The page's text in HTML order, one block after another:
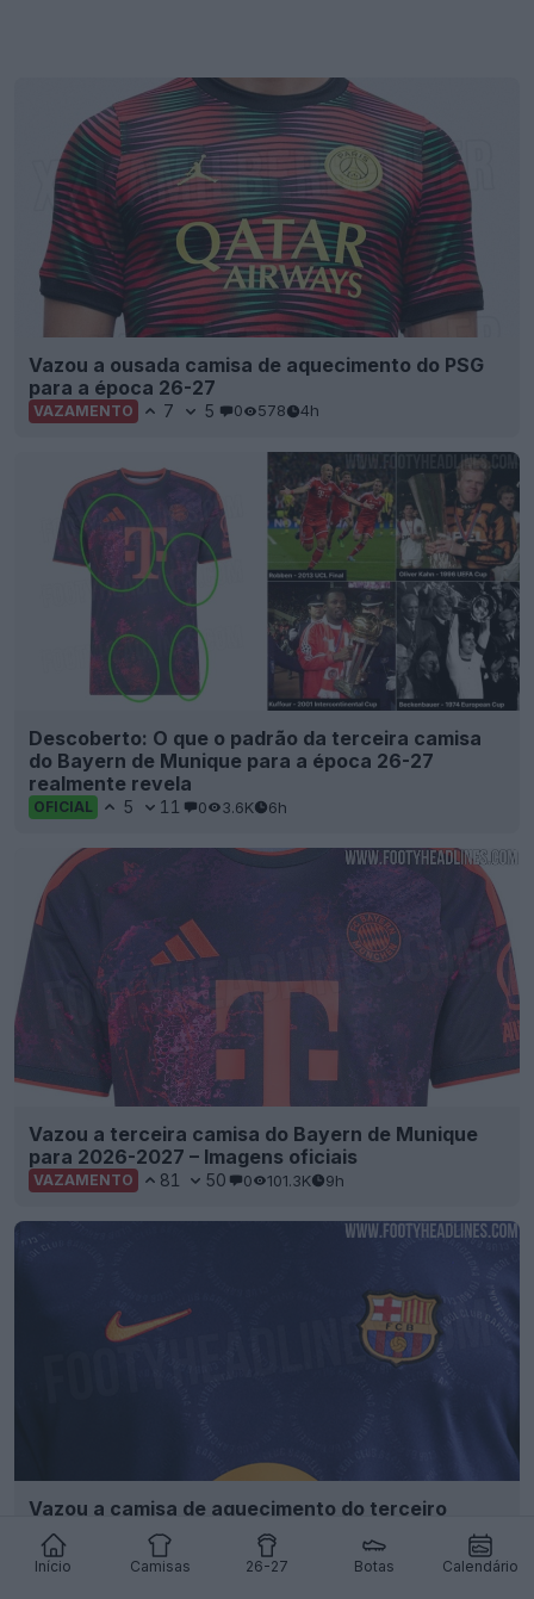
Início Camisas 26-27 Botas Calendário
Vazou a ousada camisa de aquecimento do PSG
para a época 26-27
VAZAMENTO 7 5 0 578 4h
Descoberto: O que o padrão da terceira camisa
do Bayern de Munique para a época 26-27
realmente revela
OFICIAL 5 11 0 3.6K 6h
Vazou a terceira camisa do Bayern de Munique
para 2026-2027 – Imagens oficiais
VAZAMENTO 81 50 0 101.3K 9h
Vazou a camisa de aquecimento do terceiro
equipamento do FC Barcelona para a época 26-
27
VAZAMENTO 6 1.2K